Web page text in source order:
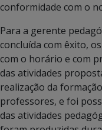
conformidade com o
Para a gerente
concluída com êxito,
com o horário e com
das atividades
realização da
professores, e foi
das atividades